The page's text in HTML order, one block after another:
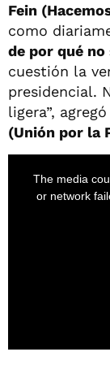
Fein
como
de por qué
cuestión la
presidencial.
ligera”,
(Unión por la